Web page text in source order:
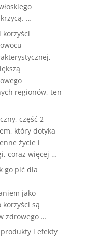
…
korzyści
regionów, ten
część 2
który dotyka
życie i
coraz więcej …
go pić dla
jako
są
zdrowego …
i efekty